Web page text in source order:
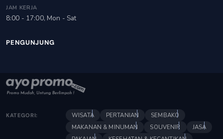
JAM KERJA
8:00 - 17:00, Mon - Sat
PENGUNJUNG
KATEGORI: WISATA PERTANIAN
SEMBAKO
MAKANAN & MINUMAN
SOUVENIR
JASA